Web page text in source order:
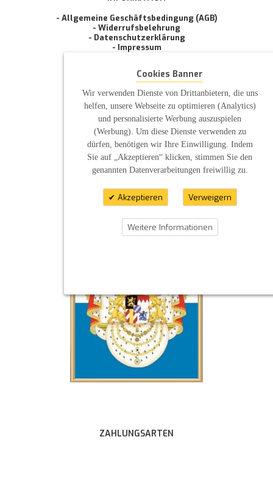
- Allgemeine Geschäftsbedingung (AGB)
- Widerrufsbelehrung
- Datenschutzerklärung
- Impressum
ZAHLUNGSARTEN
Cookies Banner
Wir verwenden Dienste von Drittanbietern, die uns
helfen, unsere Webseite zu optimieren (Analytics)
und personalisierte Werbung auszuspielen
(Werbung). Um diese Dienste verwenden zu
dürfen, benötigen wir Ihre Einwilligung. Indem
Sie auf „Akzeptieren“ klicken, stimmen Sie den
genannten Datenverarbeitungen freiwillig zu.
Akzeptieren Verweigern
Weitere Informationen